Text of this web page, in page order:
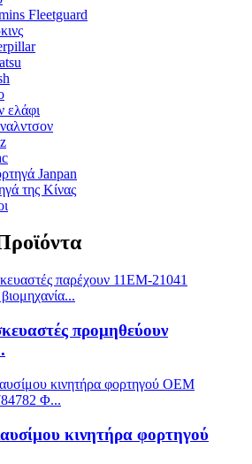
Fleetguard
ελάφι
Janpan
της Κίνας
προμηθεύουν
κινητήρα φορτηγού